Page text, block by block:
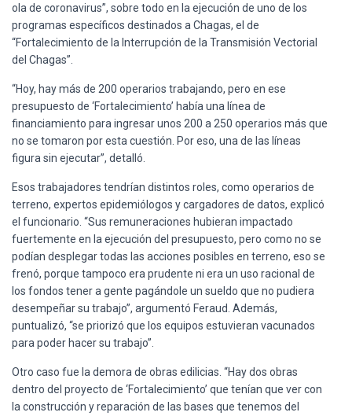
ola de coronavirus”, sobre todo en la ejecución de uno de los
programas específicos destinados a Chagas, el de
“Fortalecimiento de la Interrupción de la Transmisión Vectorial
del Chagas”.
“Hoy, hay más de 200 operarios trabajando, pero en ese
presupuesto de ‘Fortalecimiento’ había una línea de
financiamiento para ingresar unos 200 a 250 operarios más que
no se tomaron por esta cuestión. Por eso, una de las líneas
figura sin ejecutar”, detalló.
Esos trabajadores tendrían distintos roles, como operarios de
terreno, expertos epidemiólogos y cargadores de datos, explicó
el funcionario. “Sus remuneraciones hubieran impactado
fuertemente en la ejecución del presupuesto, pero como no se
podían desplegar todas las acciones posibles en terreno, eso se
frenó, porque tampoco era prudente ni era un uso racional de
los fondos tener a gente pagándole un sueldo que no pudiera
desempeñar su trabajo”, argumentó Feraud. Además,
puntualizó, “se priorizó que los equipos estuvieran vacunados
para poder hacer su trabajo”.
Otro caso fue la demora de obras edilicias. “Hay dos obras
dentro del proyecto de ‘Fortalecimiento’ que tenían que ver con
la construcción y reparación de las bases que tenemos del